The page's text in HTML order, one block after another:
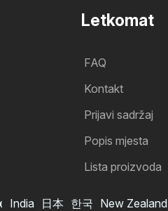
Letkomat
FAQ
Kontakt
Prijavi sadržaj
Popis mjesta
Lista proizvoda
India 日本 한국 New Zealand